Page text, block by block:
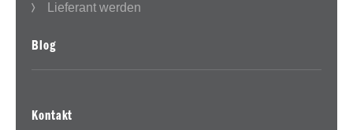
Lieferant werden
Blog
Kontakt